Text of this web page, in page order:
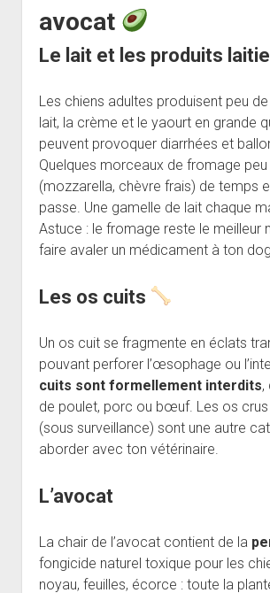
avocat
Le lait et les produits
Les chiens adultes produisent peu
lait, la crème et le yaourt en grande
peuvent provoquer diarrhées et
Quelques morceaux de fromage peu
(mozzarella, chèvre frais) de temps
passe. Une gamelle de lait chaque
Astuce : le fromage reste le meilleur
faire avaler un médicament à ton dog
Les os cuits
Un os cuit se fragmente en éclats
pouvant perforer l’œsophage ou
cuits sont formellement interdits,
de poulet, porc ou bœuf. Les os
(sous surveillance) sont une autre
aborder avec ton vétérinaire.
L’avocat
La chair de l’avocat contient de la
fongicide naturel toxique pour les
noyau, feuilles, écorce : toute la